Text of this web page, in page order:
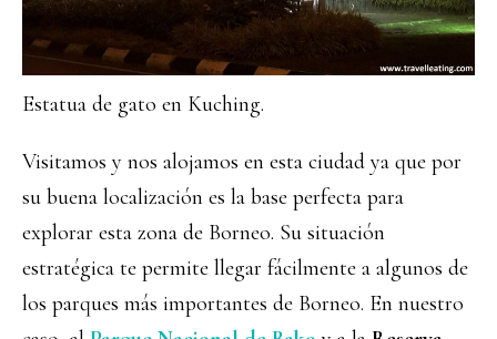
Estatua de gato en Kuching.
Visitamos y nos alojamos en esta ciudad ya que por
su buena localización es la base perfecta para
explorar esta zona de Borneo. Su situación
estratégica te permite llegar fácilmente a algunos de
los parques más importantes de Borneo. En nuestro